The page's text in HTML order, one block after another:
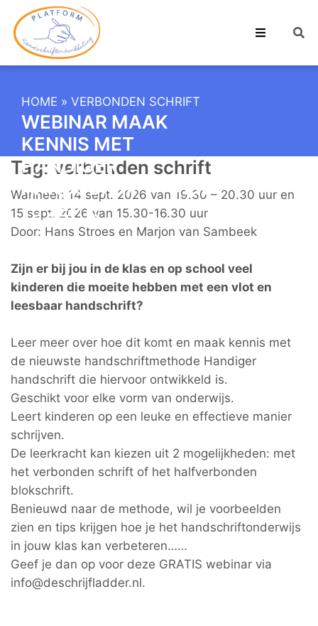
HOME » VERBONDEN SCHRIFT
WEBINAR MAAK
KENNIS MET
HANDIGER
HANDSCHRIFT 14 EN
15 SEPT.
Tag: verbonden schrift
Wanneer: 14 sept. 2026 van 19.30 – 20.30 uur en
15 sept. 2026 van 15.30-16.30 uur
Door: Hans Stroes en Marjon van Sambeek
Zijn er bij jou in de klas en op school veel
kinderen die moeite hebben met een vlot en
leesbaar handschrift?
Leer meer over hoe dit komt en maak kennis met
de nieuwste handschriftmethode Handiger
handschrift die hiervoor ontwikkeld is.
Geschikt voor elke vorm van onderwijs.
Leert kinderen op een leuke en effectieve manier
schrijven.
De leerkracht kan kiezen uit 2 mogelijkheden: met
het verbonden schrift of het halfverbonden
blokschrift.
Benieuwd naar de methode, wil je voorbeelden
zien en tips krijgen hoe je het handschriftonderwijs
in jouw klas kan verbeteren……
Geef je dan op voor deze GRATIS webinar via
info@deschrijfladder.nl.